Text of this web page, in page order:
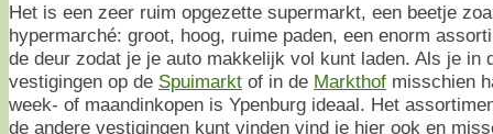
Het is een zeer ruim opgezette supermarkt, een beetje
hypermarché: groot, hoog, ruime paden, een enorm
de deur zodat je je auto makkelijk vol kunt laden. Als je in
vestigingen op de Spuimarkt of in de Markthof misschien
week- of maandinkopen is Ypenburg ideaal. Het
de andere vestigingen kunt vinden vind je hier ook en